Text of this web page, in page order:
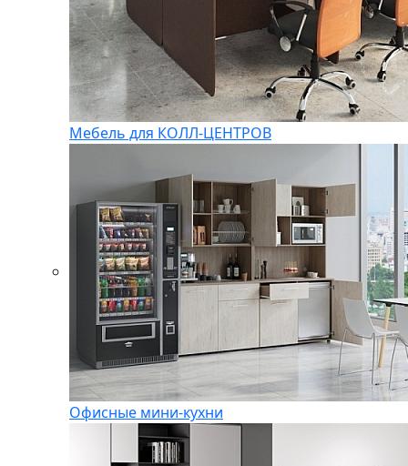
Мебель для КОЛЛ-ЦЕНТРОВ
Офисные мини-кухни